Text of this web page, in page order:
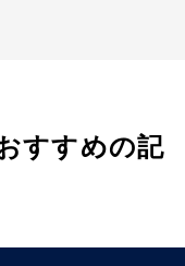
すすめの記